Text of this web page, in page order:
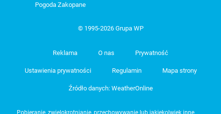
Pogoda Zakopane
© 1995-2026 Grupa WP
Reklama O nas Prywatność
Ustawienia prywatności Regulamin Mapa strony
Źródło danych: WeatherOnline
Pobieranie, zwielokrotnianie, przechowywanie lub jakiekolwiek inne